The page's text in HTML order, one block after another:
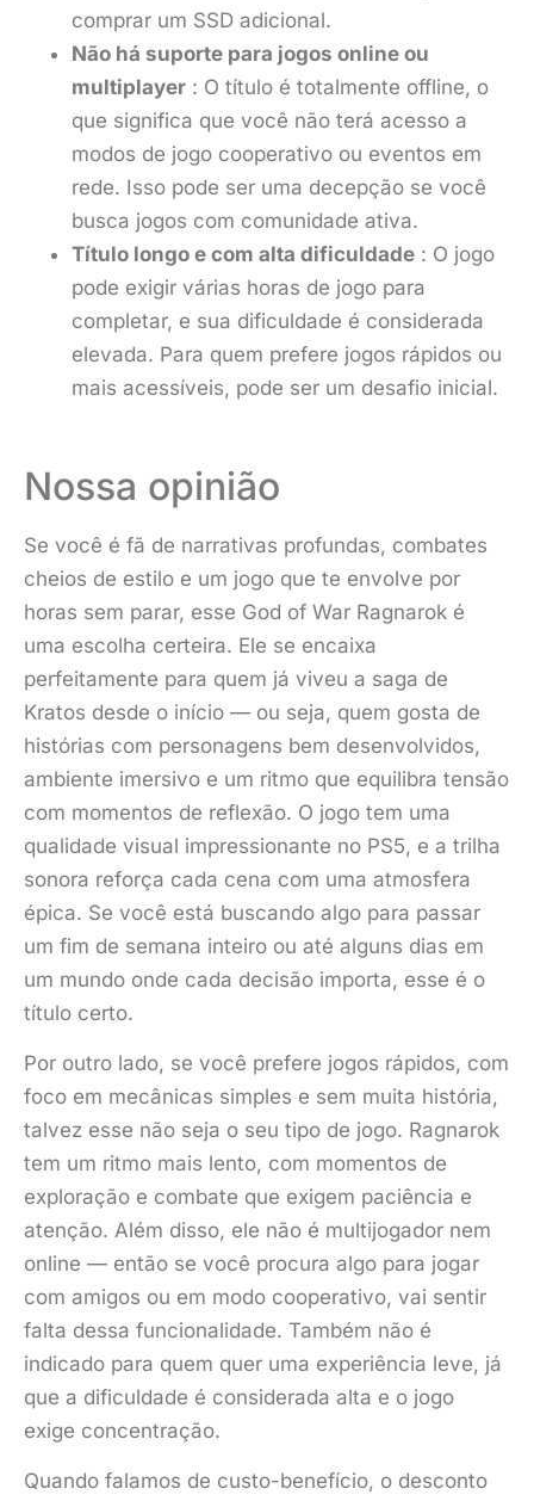
comprar um SSD adicional.
Não há suporte para jogos online ou
multiplayer : O título é totalmente offline, o
que significa que você não terá acesso a
modos de jogo cooperativo ou eventos em
rede. Isso pode ser uma decepção se você
busca jogos com comunidade ativa.
Título longo e com alta dificuldade : O jogo
pode exigir várias horas de jogo para
completar, e sua dificuldade é considerada
elevada. Para quem prefere jogos rápidos ou
mais acessíveis, pode ser um desafio inicial.
Nossa opinião
Se você é fã de narrativas profundas, combates
cheios de estilo e um jogo que te envolve por
horas sem parar, esse God of War Ragnarok é
uma escolha certeira. Ele se encaixa
perfeitamente para quem já viveu a saga de
Kratos desde o início — ou seja, quem gosta de
histórias com personagens bem desenvolvidos,
ambiente imersivo e um ritmo que equilibra tensão
com momentos de reflexão. O jogo tem uma
qualidade visual impressionante no PS5, e a trilha
sonora reforça cada cena com uma atmosfera
épica. Se você está buscando algo para passar
um fim de semana inteiro ou até alguns dias em
um mundo onde cada decisão importa, esse é o
título certo.
Por outro lado, se você prefere jogos rápidos, com
foco em mecânicas simples e sem muita história,
talvez esse não seja o seu tipo de jogo. Ragnarok
tem um ritmo mais lento, com momentos de
exploração e combate que exigem paciência e
atenção. Além disso, ele não é multijogador nem
online — então se você procura algo para jogar
com amigos ou em modo cooperativo, vai sentir
falta dessa funcionalidade. Também não é
indicado para quem quer uma experiência leve, já
que a dificuldade é considerada alta e o jogo
exige concentração.
Quando falamos de custo-benefício, o desconto